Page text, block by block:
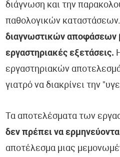
διάγνωση και την
παθολογικών
διαγνωστικών αποφάσεων
εργαστηριακές εξετάσεις.
εργαστηριακών
γιατρό να διακρίνει την
Τα αποτελέσματα των
δεν πρέπει να
αποτέλεσμα μιας